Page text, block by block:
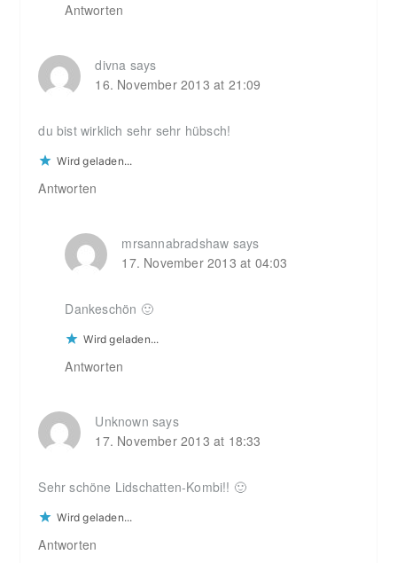
Antworten
divna says
16. November 2013 at 21:09
du bist wirklich sehr sehr hübsch!
Wird geladen...
Antworten
mrsannabradshaw says
17. November 2013 at 04:03
Dankeschön 🙂
Wird geladen...
Antworten
Unknown says
17. November 2013 at 18:33
Sehr schöne Lidschatten-Kombi!! 🙂
Wird geladen...
Antworten